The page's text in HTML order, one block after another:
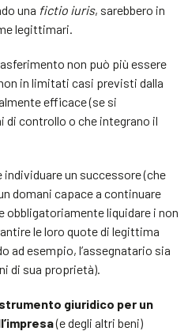
una fictio iuris, sarebbero in
legittimari.
non può più essere
in limitati casi previsti dalla
efficace (se si
controllo o che integrano il
un successore (che
domani capace a continuare
obbligatoriamente liquidare i non
le loro quote di legittima
ad esempio, l’assegnatario sia
di sua proprietà).
giuridico per un
(e degli altri beni)